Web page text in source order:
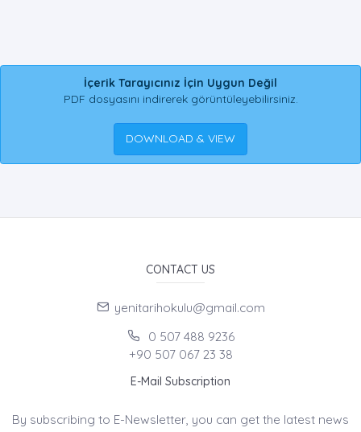
İçerik Tarayıcınız İçin Uygun Değil
PDF dosyasını indirerek görüntüleyebilirsiniz.
DOWNLOAD & VIEW
CONTACT US
yenitarihokulu@gmail.com
0 507 488 9236
+90 507 067 23 38
E-Mail Subscription
By subscribing to E-Newsletter, you can get the latest news